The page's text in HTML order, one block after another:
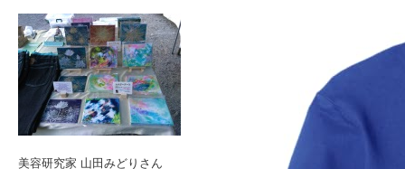
美容研究家 山田みどりさん